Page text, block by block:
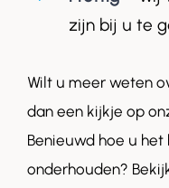
zijn bij u te
Wilt u meer weten
dan een kijkje op
Benieuwd hoe u
onderhouden?